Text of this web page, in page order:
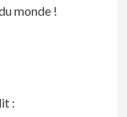
monde !
: